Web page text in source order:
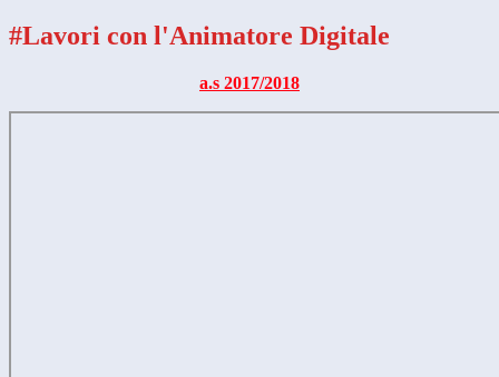
#Lavori con l'Animatore Digitale
a.s 2017/2018